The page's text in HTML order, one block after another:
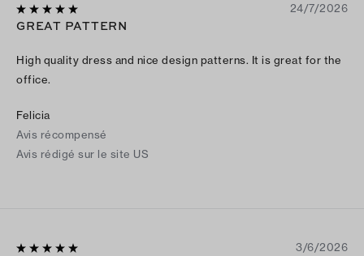
24/7/2026
GREAT PATTERN
High quality dress and nice design patterns. It is great for the
office.
Felicia
Avis récompensé
Avis rédigé sur le site US
3/6/2026